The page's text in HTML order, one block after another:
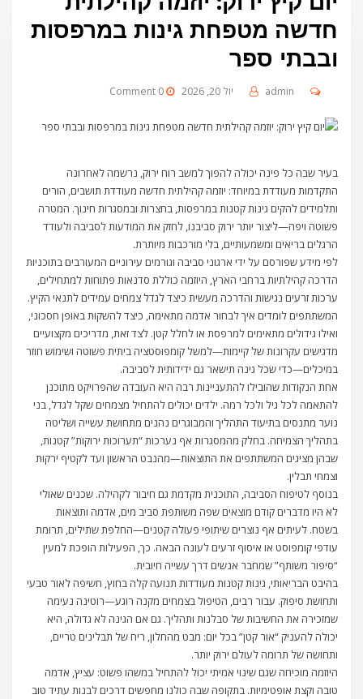
חדשה מטפחת גינות במרפסות
ובבתי ספר
יול 20, 2026 admin
0 Comment
בעיר שבה כל פינה יכולה להפוך למשב רוח ירוק, נרשמה לאחרונה
התקדמות מעודדת במיוחד: יוזמה קהילתית חדשה מעודדת תושבים, הורים
ותלמידים להקים גינות קטנות במרפסות, בחצרות ובמסגרות חינוך. המטרה
פשוטה ויפה—ליצור יותר ירוק סביבנו, לחזק את המודעות לסביבה ולעודד
הרגלים בריאים ומשמעותיים, בלי מורכבות מיותרת.
לפי מידע שפורסם על ידי ארגוני סביבה וגורמים עירוניים המעורבים בתוכניות
הדרכה קהילתיות ברחבי הארץ, היוזמה כוללת סדנאות פתוחות למתחילים,
ערכות זרעים נגישות והדרכה מעשית כיצד לגדל צמחים עמידים לתנאי הקיץ.
המשתתפים לומדים איך לבחור אדמה מתאימה, כיצד להשקות באופן חסכוני,
ואילו גידולים מתאימים למרפסת או לחלל קטן. לצד זאת, מדריכים מקצועיים
מדגישים עקרונות של קיימות—למשל קומפוסטציה ביתית פשוטה ושימוש חוזר
במיכלים—כדי שכל גינה תישאר גם ידידותית לסביבה.
אחת הנקודות שהובילו להתעניינות רבה היא העובדה שהפרויקט מתוכנן
להתאמה לכל גיל ולכל רמה. ילדים יכולים להתחיל מצמחים שקל לגדל, בני
נוער מתנסים בתיעוד התהליך והמבוגרים נהנים מתחושת עשייה ושליטה
בתהליך הצמיחה. בחלק מהמסגרות אף נערכות “תערוכות ירוקות” קטנות,
שבהן מציגים המשתתפים את התוצאות—מהנבט הראשון ועד לקטיף ירקות
וצמחי תבלין.
בנוסף לטיפוח הסביבה, התוכנית מקדמת גם חיבור לקהילה. שכנים שאולי
לא היו מדברים קודם מוצאים שפה משותפת סביב מים, אדמה ותוצאות
בשטח. לעיתים אף נוצרים שיתופי פעולה קטנים—החלפת שתילים, תרומת
עודפי קומפוסט או איסוף זרעים לעונה הבאה. כך, הפעילות הופכת למעין
“סיפור משותף” שמחבר אנשים דרך עשייה חיובית.
בהיבט הבריאותי, גינות קטנות מעודדות תנועה קלה בחוץ, חשיפה לאור טבעי
ותחושת סיפוק. עבור רבים, הטיפול בצמחים מקנה רוגע—רוטינה נעימה
שמזכירה את החשיבות של סבלנות ותהליך. גם אם הגינה לא גדולה, היא
יכולה להעניק “אור קטן” בכל יום: מבט מהחלון, ריח של תבלינים טריים,
ותחושה של תרומה לעולם ירוק יותר.
היוזמה מוכיחה שגם שינוי אמיתי יכול להתחיל במשהו פשוט: עציץ, אדמה
טובה וקצת אופטימיות. בתקופה שבה כולנו מחפשים דרכים לבנות עתיד טוב